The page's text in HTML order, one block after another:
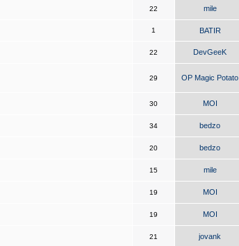
22 mile
1 BATIR
22 DevGeeK
29 OP Magic Potato
30 MOI
34 bedzo
20 bedzo
15 mile
19 MOI
19 MOI
21 jovank